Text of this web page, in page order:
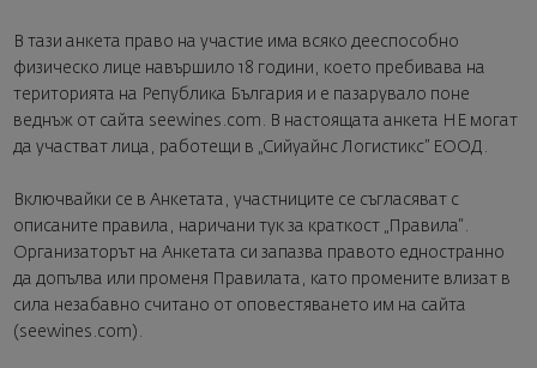
В тази анкета право на участие има всяко дееспособно
физическо лице навършило 18 години, което пребивава на
територията на Република България и е пазарувало поне
веднъж от сайта seewines.com. В настоящата анкета НЕ могат
да участват лица, работещи в „Сийуайнс Логистикс” ЕООД.
Включвайки се в Анкетата, участниците се съгласяват с
описаните правила, наричани тук за краткост „Правила“.
Организаторът на Анкетата си запазва правото едностранно
да допълва или променя Правилата, като промените влизат в
сила незабавно считано от оповестяването им на сайта
(seewines.com).